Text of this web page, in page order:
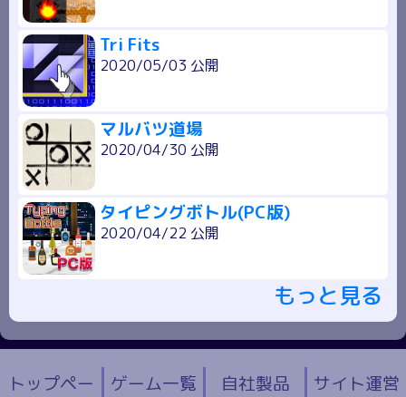
Tri Fits
2020/05/03 公開
マルバツ道場
2020/04/30 公開
タイピングボトル(PC版)
2020/04/22 公開
もっと見る
トップペー ゲーム一覧 自社製品 サイト運営